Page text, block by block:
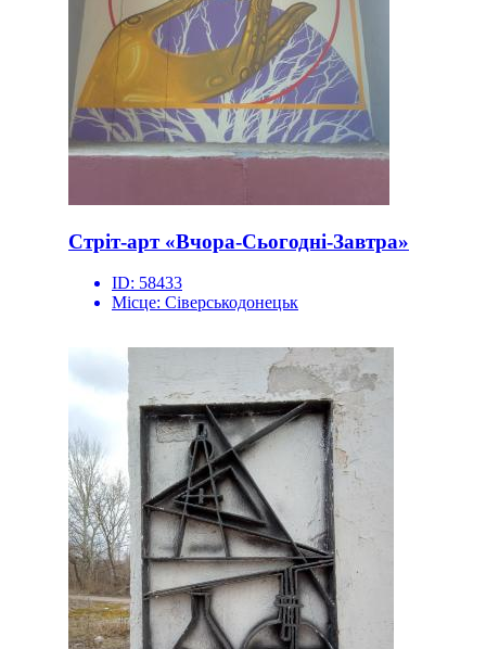
Стріт-арт «Вчора-Сьогодні-Завтра»
ID: 58433
Місце: Сіверськодонецьк